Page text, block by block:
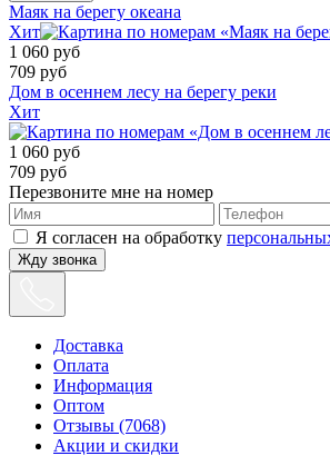
Маяк на берегу океана
Хит
1 060 руб
709 руб
Дом в осеннем лесу на берегу реки
Хит
1 060 руб
709 руб
Перезвоните мне на номер
Я согласен на обработку
Жду звонка
Доставка
Оплата
Информация
Оптом
Отзывы (7068)
Акции и скидки